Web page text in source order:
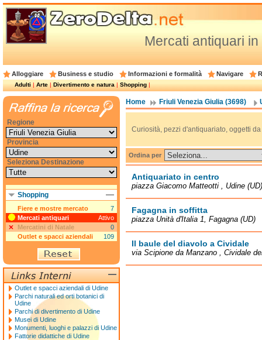
Mercati antiquari
Alloggiare Business e studio Informazioni e formalità Navigare
Adulti|Arte|Divertimento e natura|Shopping|
Home Friuli Venezia Giulia (3698)
Curiosità, pezzi d'antiquariato, oggetti
Ordina per
Antiquariato in centro
piazza Giacomo Matteotti , Udine (UD)
Fagagna in soffitta
piazza Unità d'Italia 1, Fagagna (UD)
Il baule del diavolo a Cividale
via Scipione da Manzano , Cividale
Regione
Provincia
Seleziona Destinazione
Shopping
Fiere e mostre mercato
7
Mercati antiquari
Attivo
Mercatini di Natale
0
Outlet e spacci aziendali
109
Outlet e spacci aziendali di Udine
Parchi naturali ed orti botanici di
Udine
Parchi di divertimento di Udine
Musei di Udine
Monumenti, luoghi e palazzi di Udine
Fattorie didattiche di Udine